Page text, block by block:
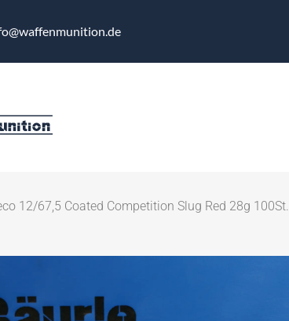
12/67,5 Coated Competition Slug Red 28g 100St.